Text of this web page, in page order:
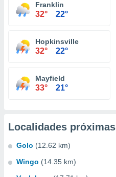
Franklin
32° 22°
Hopkinsville
32° 22°
Mayfield
33° 21°
Localidades próximas
Golo (12.62 km)
Wingo (14.35 km)